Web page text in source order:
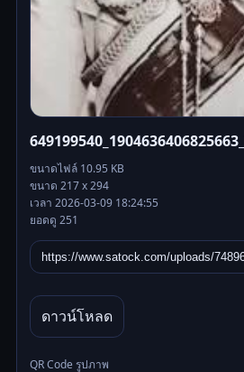
ขนาดไฟล์ 10.95 KB
ขนาด 217 x 294
เวลา 2026-03-09 18:24:55
ยอดดู 251
ดาวน์โหลด
QR Code รูปภาพ